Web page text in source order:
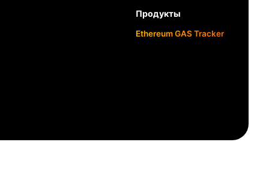
Продукты
Ethereum GAS Tracker